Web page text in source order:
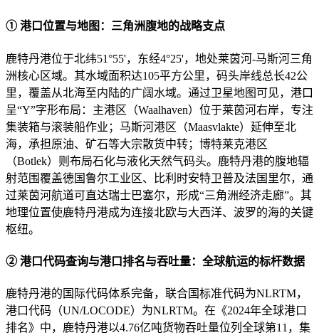
① 港口位置与地图：三角洲腹地的战略支点
鹿特丹港位于北纬51°55'，东经4°25'，地处莱茵河-马斯河三角
洲核心区域。其水域面积达105平方公里，码头岸线总长42公
里，覆盖从北海至内陆的广阔水域。通过卫星地图可见，港口
呈“Y”字形布局：主港区（Waalhaven）位于莱茵河右岸，专注
集装箱与滚装船作业；马斯河港区（Maasvlakte）延伸至北
海，承担原油、矿石等大宗散货中转；博特莱克港区
（Botlek）则布局石化与液化天然气码头。鹿特丹港的腹地辐
射范围覆盖德国鲁尔工业区、比利时安特卫普及法国里尔，通
过莱茵河航道可直达瑞士巴塞尔，形成“三角洲经济走廊”。其
地理位置使鹿特丹港成为连接北欧与大西洋、波罗的海的关键
枢纽。
② 港口代码查询与港口排名与吞吐量：全球航运的标杆数据
鹿特丹港的国际代码体系完备，联合国标准代码为NLRTM，
港口代码（UN/LOCODE）为NLRTM。在《2024年全球港口
排名》中，鹿特丹港以4.76亿吨货物吞吐量位列全球第11，集